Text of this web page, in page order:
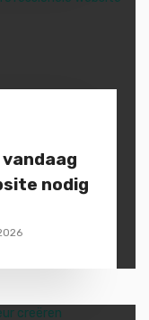
nodig